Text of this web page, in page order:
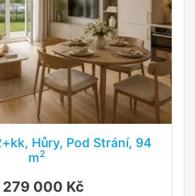
Hůry, Pod Strání, 94
m2
279 000 Kč